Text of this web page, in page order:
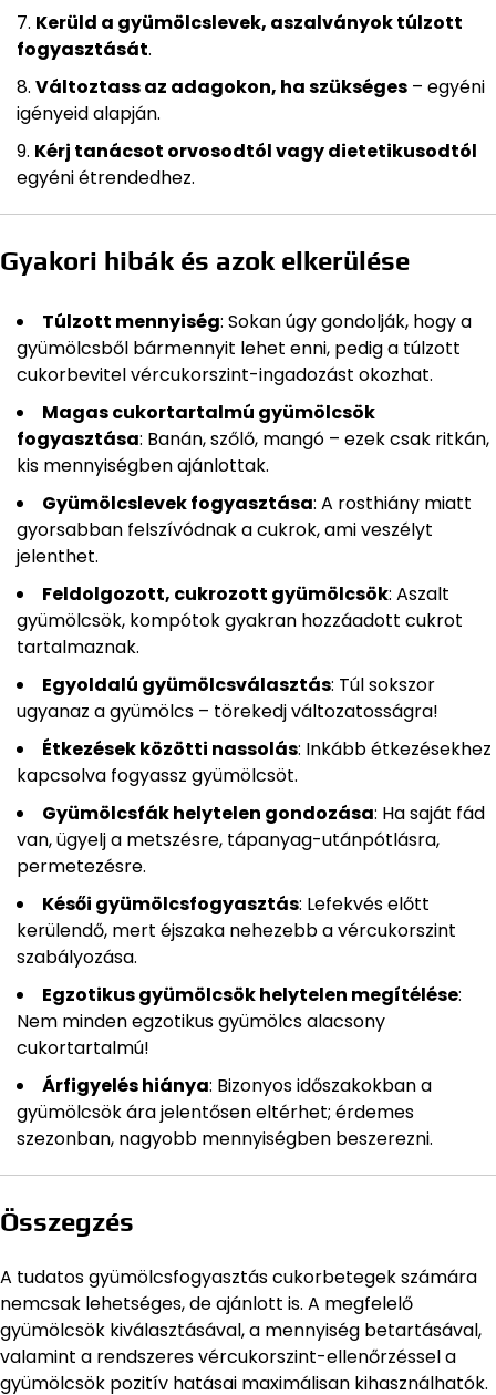
Kerüld a gyümölcslevek, aszalványok túlzott
fogyasztását.
Változtass az adagokon, ha szükséges – egyéni
igényeid alapján.
Kérj tanácsot orvosodtól vagy dietetikusodtól
egyéni étrendedhez.
Gyakori hibák és azok elkerülése
Túlzott mennyiség: Sokan úgy gondolják, hogy a
gyümölcsből bármennyit lehet enni, pedig a túlzott
cukorbevitel vércukorszint-ingadozást okozhat.
Magas cukortartalmú gyümölcsök
fogyasztása: Banán, szőlő, mangó – ezek csak ritkán,
kis mennyiségben ajánlottak.
Gyümölcslevek fogyasztása: A rosthiány miatt
gyorsabban felszívódnak a cukrok, ami veszélyt
jelenthet.
Feldolgozott, cukrozott gyümölcsök: Aszalt
gyümölcsök, kompótok gyakran hozzáadott cukrot
tartalmaznak.
Egyoldalú gyümölcsválasztás: Túl sokszor
ugyanaz a gyümölcs – törekedj változatosságra!
Étkezések közötti nassolás: Inkább étkezésekhez
kapcsolva fogyassz gyümölcsöt.
Gyümölcsfák helytelen gondozása: Ha saját fád
van, ügyelj a metszésre, tápanyag-utánpótlásra,
permetezésre.
Késői gyümölcsfogyasztás: Lefekvés előtt
kerülendő, mert éjszaka nehezebb a vércukorszint
szabályozása.
Egzotikus gyümölcsök helytelen megítélése:
Nem minden egzotikus gyümölcs alacsony
cukortartalmú!
Árfigyelés hiánya: Bizonyos időszakokban a
gyümölcsök ára jelentősen eltérhet; érdemes
szezonban, nagyobb mennyiségben beszerezni.
Összegzés
A tudatos gyümölcsfogyasztás cukorbetegek számára
nemcsak lehetséges, de ajánlott is. A megfelelő
gyümölcsök kiválasztásával, a mennyiség betartásával,
valamint a rendszeres vércukorszint-ellenőrzéssel a
gyümölcsök pozitív hatásai maximálisan kihasználhatók.